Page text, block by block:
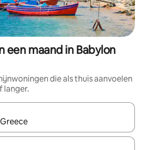
een maand in Babylon
die als thuis aanvoelen
langer.
beschikbaar zijn, maak je een keuze